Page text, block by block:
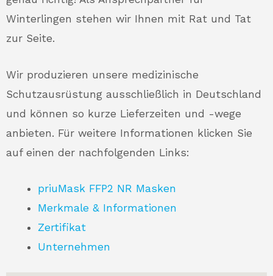
Winterlingen stehen wir Ihnen mit Rat und Tat
zur Seite.
Wir produzieren unsere medizinische
Schutzausrüstung ausschließlich in Deutschland
und können so kurze Lieferzeiten und -wege
anbieten. Für weitere Informationen klicken Sie
auf einen der nachfolgenden Links:
priuMask FFP2 NR Masken
Merkmale & Informationen
Zertifikat
Unternehmen